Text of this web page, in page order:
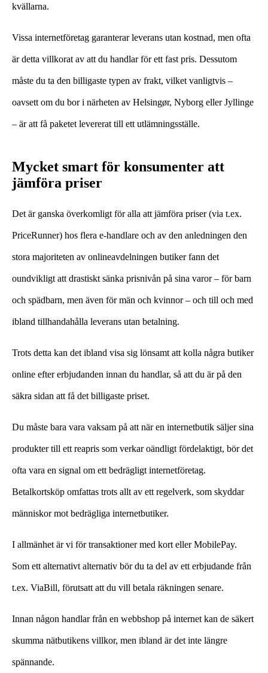
kvällarna.
Vissa internetföretag garanterar leverans utan kostnad, men ofta
är detta villkorat av att du handlar för ett fast pris. Dessutom
måste du ta den billigaste typen av frakt, vilket vanligtvis –
oavsett om du bor i närheten av Helsingør, Nyborg eller Jyllinge
– är att få paketet levererat till ett utlämningsställe.
Mycket smart för konsumenter att
jämföra priser
Det är ganska överkomligt för alla att jämföra priser (via t.ex.
PriceRunner) hos flera e-handlare och av den anledningen den
stora majoriteten av onlineavdelningen butiker fann det
oundvikligt att drastiskt sänka prisnivån på sina varor – för barn
och spädbarn, men även för män och kvinnor – och till och med
ibland tillhandahålla leverans utan betalning.
Trots detta kan det ibland visa sig lönsamt att kolla några butiker
online efter erbjudanden innan du handlar, så att du är på den
säkra sidan att få det billigaste priset.
Du måste bara vara vaksam på att när en internetbutik säljer sina
produkter till ett reapris som verkar oändligt fördelaktigt, bör det
ofta vara en signal om ett bedrägligt internetföretag.
Betalkortsköp omfattas trots allt av ett regelverk, som skyddar
människor mot bedrägliga internetbutiker.
I allmänhet är vi för transaktioner med kort eller MobilePay.
Som ett alternativt alternativ bör du ta del av ett erbjudande från
t.ex. ViaBill, förutsatt att du vill betala räkningen senare.
Innan någon handlar från en webbshop på internet kan de säkert
skumma nätbutikens villkor, men ibland är det inte längre
spännande.